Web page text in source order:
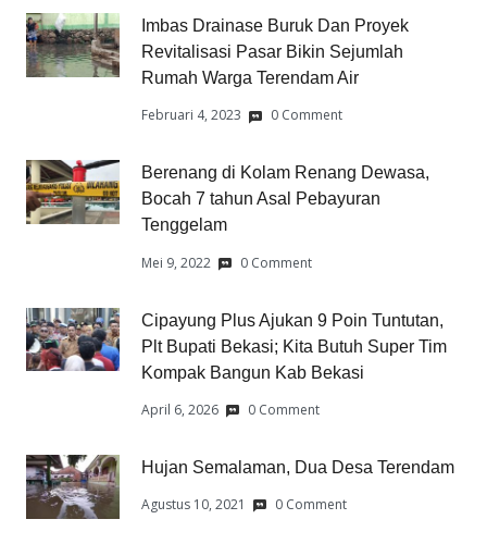
Imbas Drainase Buruk Dan Proyek
Revitalisasi Pasar Bikin Sejumlah
Rumah Warga Terendam Air
Februari 4, 2023 0 Comment
Berenang di Kolam Renang Dewasa,
Bocah 7 tahun Asal Pebayuran
Tenggelam
Mei 9, 2022 0 Comment
Cipayung Plus Ajukan 9 Poin Tuntutan,
Plt Bupati Bekasi; Kita Butuh Super Tim
Kompak Bangun Kab Bekasi
April 6, 2026 0 Comment
Hujan Semalaman, Dua Desa Terendam
Agustus 10, 2021 0 Comment